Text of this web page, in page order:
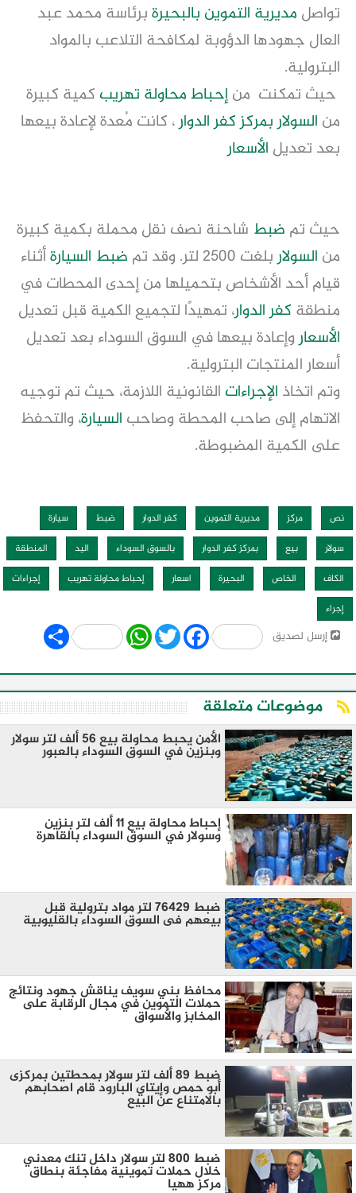
تواصل مديرية التموين بالبحيرةبرئاسة محمد عبد
العال جهودها الدؤوبة لمكافحة التلاعب بالمواد
البترولية.
حيث تمكنت منإحباط محاولة تهريب كمية كبيرة
من السولاربمركزكفر الدوار، كانت مُعدة لإعادة بيعها
بعد تعديل الأسعار
حيث تم ضبط شاحنة نصف نقل محملة بكمية كبيرة
من السولاربلغت 2500 لتر. وقد تم ضبط السيارةأثناء
قيام أحد الأشخاص بتحميلها من إحدى المحطات في
منطقةكفر الدوار، تمهيدًا لتجميع الكمية قبل تعديل
الأسعاروإعادة بيعها في السوق السوداء بعد تعديل
أسعار المنتجات البترولية.
وتم اتخاذ الإجراءات القانونية اللازمة، حيث تم توجيه
الاتهام إلى صاحب المحطة وصاحب السيارة، والتحفظ
على الكمية المضبوطة.
نص مركز مديرية التموين كفر الدوار ضبط
سيارة
سولار
بيع بمركز كفر الدوار بالسوق السوداء اليد
المنطقة
الكاف
الخاص البحيرة اسعار إحباط محاولة تهريب
إجراءات
إجراء
إرسل لصديق Share WhatsApp
Twitter Facebook
موضوعات متعلقة
الأمن يحبط محاولة بيع 56 ألف لتر سولار
وبنزين في السوق السوداء بالعبور
إحباط محاولة بيع 11 ألف لتر بنزين
وسولار في السوق السوداء بالقاهرة
ضبط 76429 لتر مواد بترولية قبل
بيعهم فى السوق السوداء بالقليوبية
محافظ بني سويف يناقش جهود ونتائج
حملات التموين في مجال الرقابة على
المخابز والأسواق
ضبط 89 ألف لتر سولار بمحطتين بمركزى
أبو حمص وإيتاي البارود قام اصحابهم
بالامتناع عن البيع
ضبط 800 لتر سولار داخل تنك معدني
خلال حملات تموينية مفاجئة بنطاق
مركز ههيا